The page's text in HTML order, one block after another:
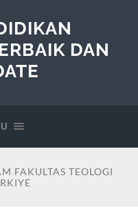
DAN
FAKULTAS TEOLOGI